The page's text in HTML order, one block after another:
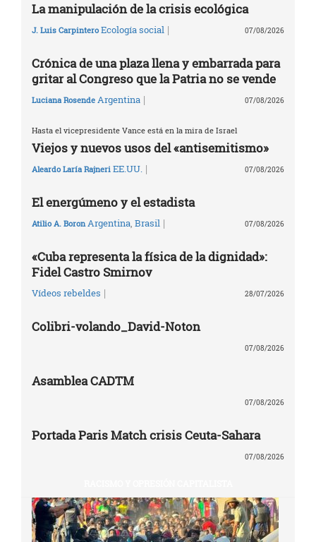
La manipulación de la crisis ecológica
J. Luis Carpintero Ecología social | 07/08/2026
Crónica de una plaza llena y embarrada para
gritar al Congreso que la Patria no se vende
Luciana Rosende Argentina | 07/08/2026
Hasta el vicepresidente Vance está en la mira de Israel
Viejos y nuevos usos del «antisemitismo»
Aleardo Laría Rajneri EE.UU. | 07/08/2026
El energúmeno y el estadista
Atilio A. Boron Argentina Brasil | 07/08/2026
«Cuba representa la física de la dignidad»:
Fidel Castro Smirnov
Vídeos rebeldes | 28/07/2026
Colibri-volando_David-Noton
07/08/2026
Asamblea CADTM
07/08/2026
Portada Paris Match crisis Ceuta-Sahara
07/08/2026